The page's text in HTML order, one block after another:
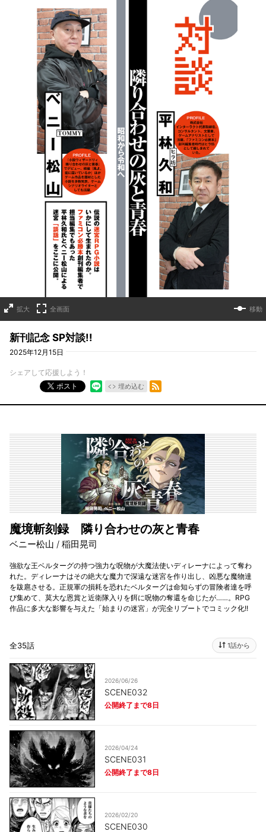
拡大 全画面 移動
新刊記念 SP対談!!
2025年12月15日
シェアして応援しよう！
ポスト
埋め込む
RSSフィード
魔境斬刻録 隣り合わせの灰と青春
ベニー松山 / 稲田晃司
強欲な王ベルターグの持つ強力な呪物が大魔法使いディレーナによって奪わ
れた。ディレーナはその絶大な魔力で深遠な迷宮を作り出し、凶悪な魔物達
を跋扈させる。正規軍の損耗を恐れたベルターグは命知らずの冒険者達を呼
び集めて、莫大な恩賞と近衛隊入りを餌に呪物の奪還を命じたが……。RPG
作品に多大な影響を与えた「始まりの迷宮」が完全リブートでコミック化!!
全35話 1話から
2026/06/26
SCENE032
公開終了まで8日
2026/04/24
SCENE031
公開終了まで8日
2026/02/20
SCENE030